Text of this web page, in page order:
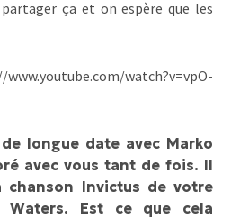
ça et on espère que les
watch?v=vpO-
longue date avec Marko
avec vous tant de fois. Il
chanson Invictus de votre
Waters. Est ce que cela